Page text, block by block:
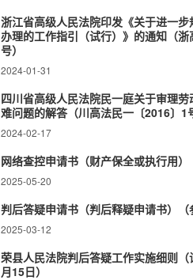
浙江省高级人民法院印发《关于进一
办理的工作指引（试行）》的通知（
号）
2024-01-31
四川省高级人民法院民一庭关于审理
难问题的解答（川高法民一〔2016〕1
2024-02-17
网络查控申请书（财产保全或执行用）
2025-05-20
判后答疑申请书（判后释疑申请书）（
2025-03-12
荣县人民法院判后答疑工作实施细则
月15日）